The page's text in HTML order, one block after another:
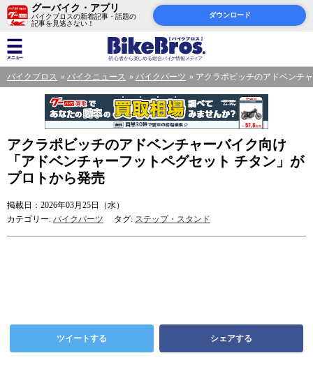
グーバイク・アプリ
バイクブロスの新着記事・話題の
記事を見逃さない！
ダウンロード
バイクブロス バイクニュース バイクパーツ アクラポビッチのアドベンチ
アクラポビッチのアドベンチャーバイク向け
「アドベンチャーフットペグセット チタン」が
プロトから発売
掲載日：2026年03月25日（水）
カテゴリー: バイクパーツ タグ: ステップ・スタンド
ツイートする シェアする